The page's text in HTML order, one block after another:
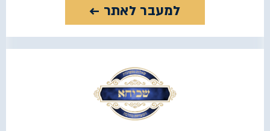
למעבר לאתר ←